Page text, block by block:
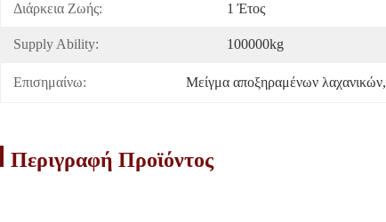
Διάρκεια Ζωής: 1 Έτος
Supply Ability: 100000kg
Επισημαίνω: Μείγμα αποξηραμένων λαχανικών,
Περιγραφή Προϊόντος